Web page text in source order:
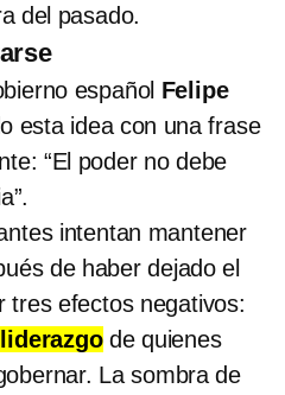
del pasado.
español Felipe
esta idea con una frase
“El poder no debe
intentan mantener
de haber dejado el
tres efectos negativos:
de quienes
La sombra de